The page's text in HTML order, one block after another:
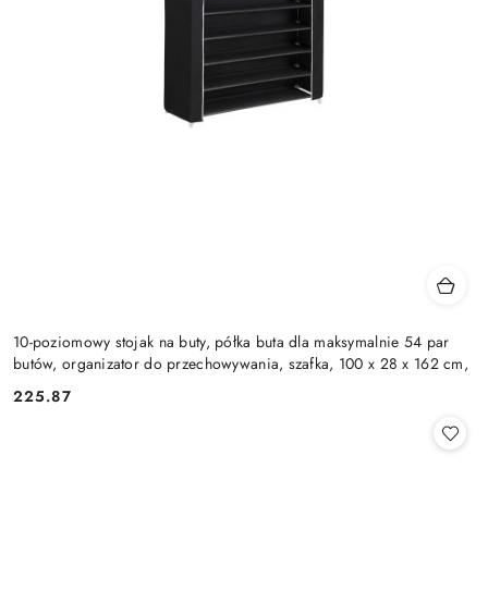
10-poziomowy stojak na buty, półka buta dla maksymalnie 54 par
butów, organizator do przechowywania, szafka, 100 x 28 x 162 cm,
Cena:
225.87